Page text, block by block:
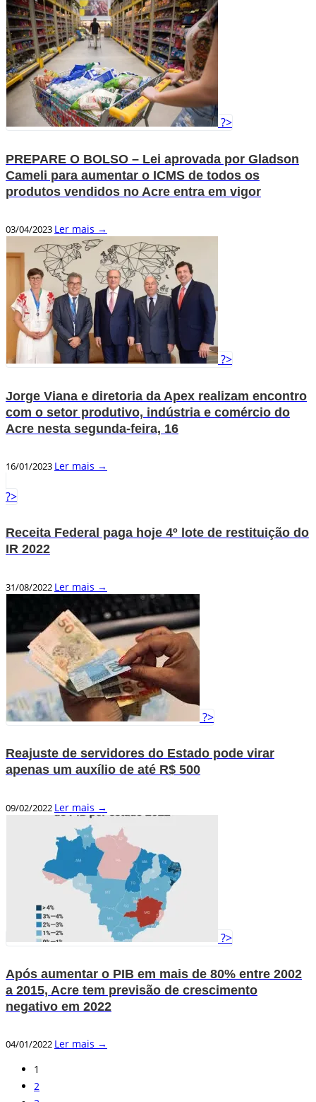
?>
PREPARE O BOLSO – Lei aprovada por Gladson
Cameli para aumentar o ICMS de todos os
produtos vendidos no Acre entra em vigor
03/04/2023 Ler mais →
?>
Jorge Viana e diretoria da Apex realizam encontro
com o setor produtivo, indústria e comércio do
Acre nesta segunda-feira, 16
16/01/2023 Ler mais →
?>
Receita Federal paga hoje 4º lote de restituição do
IR 2022
31/08/2022 Ler mais →
?>
Reajuste de servidores do Estado pode virar
apenas um auxílio de até R$ 500
09/02/2022 Ler mais →
?>
Após aumentar o PIB em mais de 80% entre 2002
a 2015, Acre tem previsão de crescimento
negativo em 2022
04/01/2022 Ler mais →
1
2